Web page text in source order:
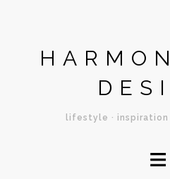
lifestyle · inspiration
≡